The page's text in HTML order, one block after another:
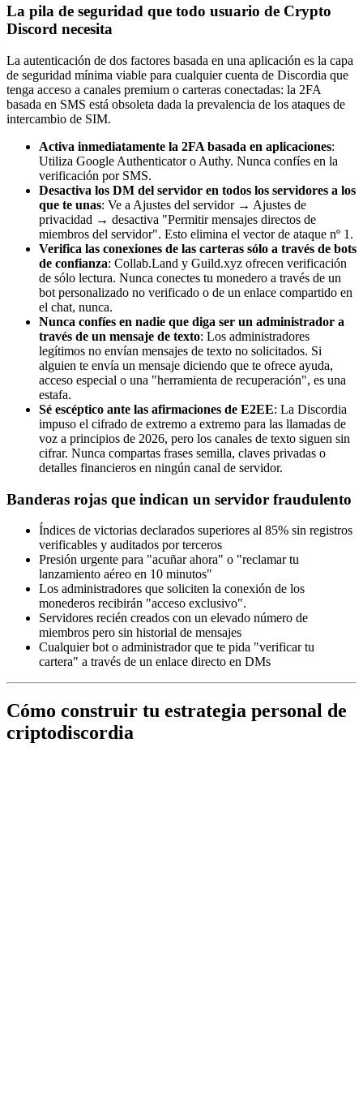
La pila de seguridad que todo usuario de Crypto
Discord necesita
La autenticación de dos factores basada en una aplicación es la capa
de seguridad mínima viable para cualquier cuenta de Discordia que
tenga acceso a canales premium o carteras conectadas: la 2FA
basada en SMS está obsoleta dada la prevalencia de los ataques de
intercambio de SIM.
Activa inmediatamente la 2FA basada en aplicaciones:
Utiliza Google Authenticator o Authy. Nunca confíes en la
verificación por SMS.
Desactiva los DM del servidor en todos los servidores a los
que te unas: Ve a Ajustes del servidor → Ajustes de
privacidad → desactiva "Permitir mensajes directos de
miembros del servidor". Esto elimina el vector de ataque nº 1.
Verifica las conexiones de las carteras sólo a través de bots
de confianza: Collab.Land y Guild.xyz ofrecen verificación
de sólo lectura. Nunca conectes tu monedero a través de un
bot personalizado no verificado o de un enlace compartido en
el chat, nunca.
Nunca confíes en nadie que diga ser un administrador a
través de un mensaje de texto: Los administradores
legítimos no envían mensajes de texto no solicitados. Si
alguien te envía un mensaje diciendo que te ofrece ayuda,
acceso especial o una "herramienta de recuperación", es una
estafa.
Sé escéptico ante las afirmaciones de E2EE: La Discordia
impuso el cifrado de extremo a extremo para las llamadas de
voz a principios de 2026, pero los canales de texto siguen sin
cifrar. Nunca compartas frases semilla, claves privadas o
detalles financieros en ningún canal de servidor.
Banderas rojas que indican un servidor fraudulento
Índices de victorias declarados superiores al 85% sin registros
verificables y auditados por terceros
Presión urgente para "acuñar ahora" o "reclamar tu
lanzamiento aéreo en 10 minutos"
Los administradores que soliciten la conexión de los
monederos recibirán "acceso exclusivo".
Servidores recién creados con un elevado número de
miembros pero sin historial de mensajes
Cualquier bot o administrador que te pida "verificar tu
cartera" a través de un enlace directo en DMs
Cómo construir tu estrategia personal de
criptodiscordia